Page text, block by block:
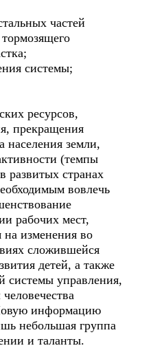
частей
системы;
ресурсов,
прекращения
населения земли,
(темпы
развитых странах
вовлечь
рабочих мест,
на изменения во
сложившейся
детей, а также
системы управления,
информацию
небольшая группа
и таланты.